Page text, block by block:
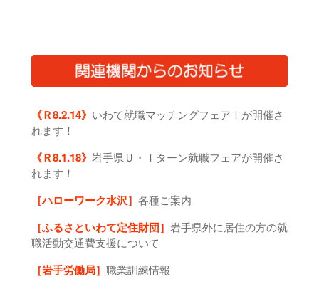
《Ｒ8.2.14》 いわて就職マッチングフェアⅠが開催さ
れます！
《Ｒ8.1.18》 岩手県Ｕ・Ｉターン就職フェアが開催さ
れます！
［ハローワーク水沢］ 各種ご案内
［ふるさといわて定住財団］ 岩手県外に居住の方の就
職活動交通費支援について
［岩手労働局］ 職業訓練情報